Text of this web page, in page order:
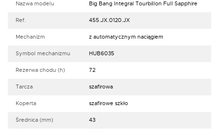
Nazwa modelu Big Bang Integral Tourbillon Full Sapphire
Ref. 455.JX.0120.JX
Mechanizm z automatycznym naciągiem
Symbol mechanizmu HUB6035
Rezerwa chodu (h) 72
Tarcza szafirowa
Koperta szafirowe szkło
Średnica (mm) 43